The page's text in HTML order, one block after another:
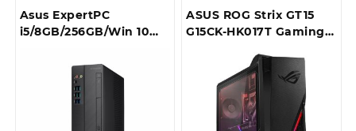
Asus ExpertPC
i5/8GB/256GB/Win 10
D6414SFF-I59400036R
ASUS ROG Strix GT15
G15CK-HK017T Gaming